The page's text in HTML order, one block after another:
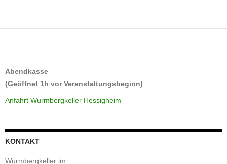
Abendkasse
(Geöffnet 1h vor Veranstaltungsbeginn)
Anfahrt Wurmbergkeller Hessigheim
KONTAKT
Wurmbergkeller im